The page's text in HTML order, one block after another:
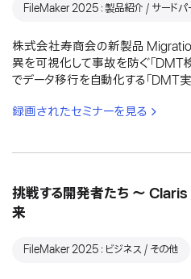
FileMaker 2025：製品紹介 / サードパ
株式会社寿商会の新製品
異を可視化して事故を防ぐ「DMT
でデータ移行を自動化する「DMT
録画されたセミナーを見る
挑戦する開発者たち 〜
来
FileMaker 2025：ビジネス / その他